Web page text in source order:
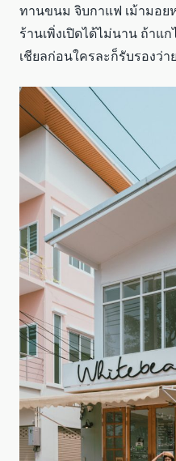
ทานขนม จิบกาแฟ เม้ามอย
ร้านเพิ่งเปิดได้ไม่นาน ถ้าแ
เชียลก่อนใครละก็รับรองว่